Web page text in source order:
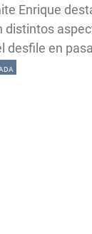
Enrique
distintos
desfile en